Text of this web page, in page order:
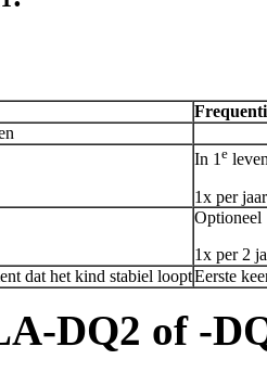
In 1e
1x per jaar
Optioneel
1x per 2
dat het kind stabiel looptEerste
DQ2 of -